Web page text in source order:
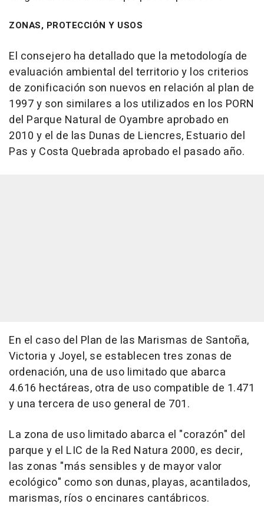
ZONAS, PROTECCIÓN Y USOS
El consejero ha detallado que la metodología de
evaluación ambiental del territorio y los criterios
de zonificación son nuevos en relación al plan de
1997 y son similares a los utilizados en los PORN
del Parque Natural de Oyambre aprobado en
2010 y el de las Dunas de Liencres, Estuario del
Pas y Costa Quebrada aprobado el pasado año.
En el caso del Plan de las Marismas de Santoña,
Victoria y Joyel, se establecen tres zonas de
ordenación, una de uso limitado que abarca
4.616 hectáreas, otra de uso compatible de 1.471
y una tercera de uso general de 701.
La zona de uso limitado abarca el "corazón" del
parque y el LIC de la Red Natura 2000, es decir,
las zonas "más sensibles y de mayor valor
ecológico" como son dunas, playas, acantilados,
marismas, ríos o encinares cantábricos.